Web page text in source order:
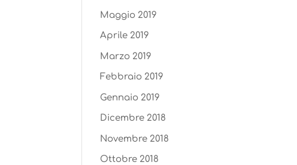
Maggio 2019
Aprile 2019
Marzo 2019
Febbraio 2019
Gennaio 2019
Dicembre 2018
Novembre 2018
Ottobre 2018